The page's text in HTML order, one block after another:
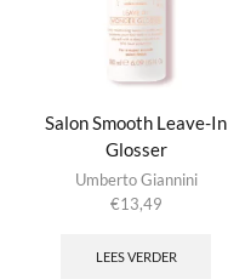
Salon Smooth Leave-In
Glosser
Umberto Giannini
€13,49
LEES VERDER